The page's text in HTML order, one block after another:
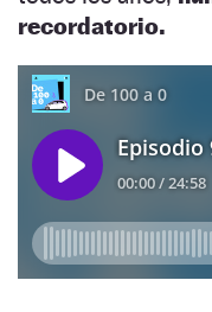
recordatorio.